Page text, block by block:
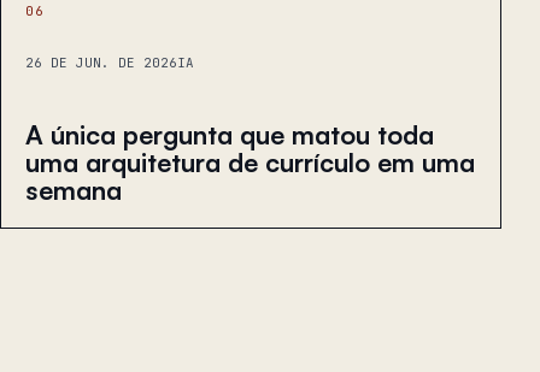
06
26 DE JUN. DE 2026IA
A única pergunta que matou toda
uma arquitetura de currículo em uma
semana